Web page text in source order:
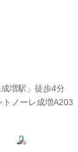
増駅」徒歩4分
ノーレ成増A203